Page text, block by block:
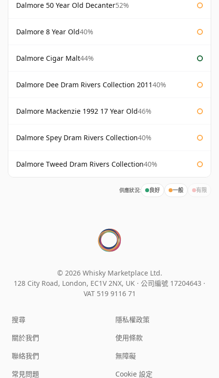
Dalmore 50 Year Old Decanter52%
Dalmore 8 Year Old40%
Dalmore Cigar Malt44%
Dalmore Dee Dram Rivers Collection 201140%
Dalmore Mackenzie 1992 17 Year Old46%
Dalmore Spey Dram Rivers Collection40%
Dalmore Tweed Dram Rivers Collection40%
供應狀況: 良好 一般 有限
© 2026 Whisky Marketplace Ltd.
128 City Road, London, EC1V 2NX, UK · 公司編號 17204643 ·
VAT 519 9116 71
搜尋
關於我們
聯絡我們
常見問題
隱私權政策
使用條款
無障礙
Cookie 設定